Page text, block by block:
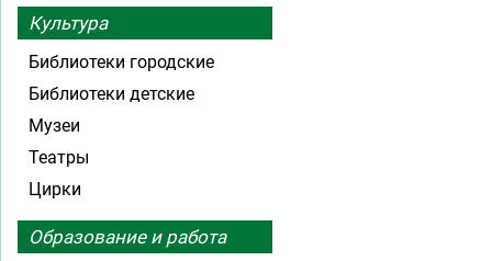
Культура
Библиотеки городские
Библиотеки детские
Музеи
Театры
Цирки
Образование и работа